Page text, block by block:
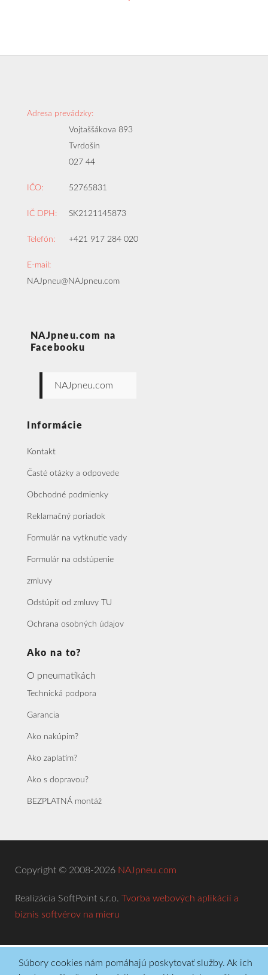
Adresa prevádzky:
Vojtaššákova 893
Tvrdošín
027 44
IČO: 52765831
IČ DPH: SK2121145873
Telefón: +421 917 284 020
E-mail:
NAJpneu@NAJpneu.com
NAJpneu.com na
Facebooku
NAJpneu.com
Informácie
Kontakt
Časté otázky a odpovede
Obchodné podmienky
Reklamačný poriadok
Formulár na vytknutie vady
Formulár na odstúpenie
zmluvy
Odstúpiť od zmluvy TU
Ochrana osobných údajov
Ako na to?
O pneumatikách
Technická podpora
Garancia
Ako nakúpim?
Ako zaplatím?
Ako s dopravou?
BEZPLATNÁ montáž
Copyright © 2008-2026 NAJpneu.com
Realizácia SoftPoint s.r.o. Tvorba webových aplikácií a
biznis softvérov na mieru
Súbory cookies nám pomáhajú poskytovať služby. Ak ich